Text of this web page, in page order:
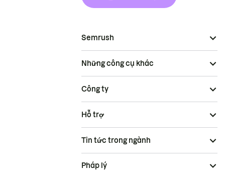
Semrush
Những công cụ khác
Công ty
Hỗ trợ
Tin tức trong ngành
Pháp lý